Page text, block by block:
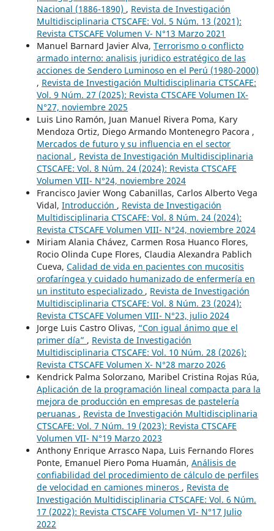
Nacional (1886-1890) , Revista de Investigación
Multidisciplinaria CTSCAFE: Vol. 5 Núm. 13 (2021):
Revista CTSCAFE Volumen V- N°13 Marzo 2021
Manuel Barnard Javier Alva, Terrorismo o conflicto
armado interno: analisis juridico estratégico de las
acciones de Sendero Luminoso en el Perú (1980-2000)
, Revista de Investigación Multidisciplinaria CTSCAFE:
Vol. 9 Núm. 27 (2025): Revista CTSCAFE Volumen IX-
N°27, noviembre 2025
Luis Lino Ramón, Juan Manuel Rivera Poma, Kary
Mendoza Ortiz, Diego Armando Montenegro Pacora ,
Mercados de futuro y su influencia en el sector
nacional , Revista de Investigación Multidisciplinaria
CTSCAFE: Vol. 8 Núm. 24 (2024): Revista CTSCAFE
Volumen VIII- N°24, noviembre 2024
Francisco Javier Wong Cabanillas, Carlos Alberto Vega
Vidal, Introducción , Revista de Investigación
Multidisciplinaria CTSCAFE: Vol. 8 Núm. 24 (2024):
Revista CTSCAFE Volumen VIII- N°24, noviembre 2024
Miriam Alania Chávez, Carmen Rosa Huanco Flores,
Rocio Olinda Cupe Flores, Claudia Alexandra Pablich
Cueva, Calidad de vida en pacientes con mucositis
orofaríngea y cuidado humanizado de enfermería en
un instituto especializado , Revista de Investigación
Multidisciplinaria CTSCAFE: Vol. 8 Núm. 23 (2024):
Revista CTSCAFE Volumen VIII- N°23, julio 2024
Jorge Luis Castro Olivas, “Con igual ánimo que el
primer día” , Revista de Investigación
Multidisciplinaria CTSCAFE: Vol. 10 Núm. 28 (2026):
Revista CTSCAFE Volumen X- N°28 marzo 2026
Kendrick Palma Solorzano, Maribel Cristina Rojas Rúa,
Aplicación de la programación lineal compacta para la
mejora de producción en empresas de pastelería
peruanas , Revista de Investigación Multidisciplinaria
CTSCAFE: Vol. 7 Núm. 19 (2023): Revista CTSCAFE
Volumen VII- N°19 Marzo 2023
Anthony Enrique Arrasco Napa, Luis Fernando Flores
Ponte, Emanuel Piero Poma Huamán, Análisis de
confiabilidad del procedimiento de cálculo de perfiles
de velocidad en camiones mineros , Revista de
Investigación Multidisciplinaria CTSCAFE: Vol. 6 Núm.
17 (2022): Revista CTSCAFE Volumen VI- N°17 Julio
2022